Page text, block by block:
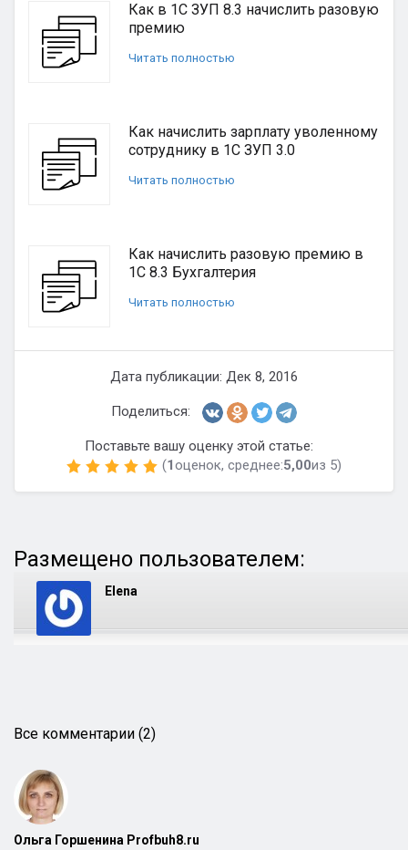
Как в 1С ЗУП 8.3 начислить разовую
премию
Читать полностью
Как начислить зарплату уволенному
сотруднику в 1С ЗУП 3.0
Читать полностью
Как начислить разовую премию в
1С 8.3 Бухгалтерия
Читать полностью
Дата публикации: Дек 8, 2016
Поделиться:
Поставьте вашу оценку этой статье:
(1оценок, среднее:5,00из 5)
Размещено пользователем:
Elena
Все комментарии (2)
Ольга Горшенина Profbuh8.ru